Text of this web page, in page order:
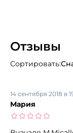
Отзывы
Сортировать:
Мария
14 сентября 2018 в